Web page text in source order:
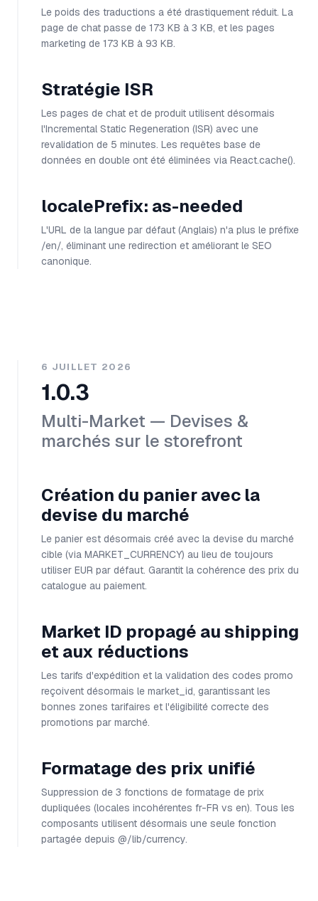
Le poids des traductions a été drastiquement réduit. La
page de chat passe de 173 KB à 3 KB, et les pages
marketing de 173 KB à 93 KB.
Stratégie ISR
Les pages de chat et de produit utilisent désormais
l'Incremental Static Regeneration (ISR) avec une
revalidation de 5 minutes. Les requêtes base de
données en double ont été éliminées via React.cache().
localePrefix: as-needed
L'URL de la langue par défaut (Anglais) n'a plus le préfixe
/en/, éliminant une redirection et améliorant le SEO
canonique.
6 JUILLET 2026
1.0.3
Multi-Market — Devises &
marchés sur le storefront
Création du panier avec la
devise du marché
Le panier est désormais créé avec la devise du marché
cible (via MARKET_CURRENCY) au lieu de toujours
utiliser EUR par défaut. Garantit la cohérence des prix du
catalogue au paiement.
Market ID propagé au shipping
et aux réductions
Les tarifs d'expédition et la validation des codes promo
reçoivent désormais le market_id, garantissant les
bonnes zones tarifaires et l'éligibilité correcte des
promotions par marché.
Formatage des prix unifié
Suppression de 3 fonctions de formatage de prix
dupliquées (locales incohérentes fr-FR vs en). Tous les
composants utilisent désormais une seule fonction
partagée depuis @/lib/currency.